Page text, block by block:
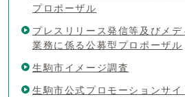
プロポーザル
プレスリリース発信等及びメ
業務に係る公募型プロポーザル
生駒市イメージ調査
生駒市公式プロモーションサ